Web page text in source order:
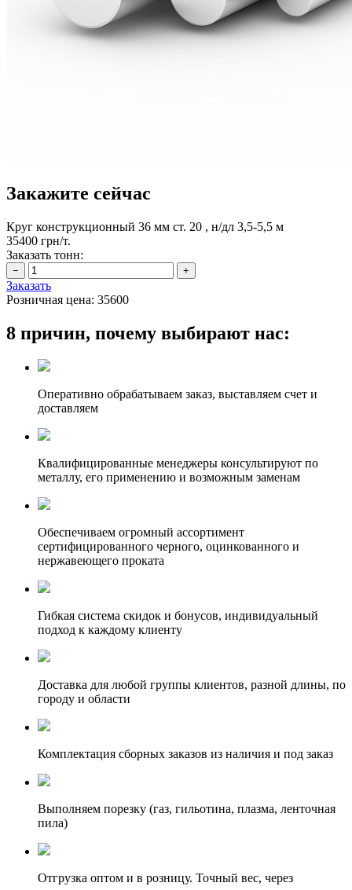
Закажите сейчас
Круг конструкционный 36 мм ст. 20 , н/дл 3,5-5,5 м
35400 грн/т.
Заказать тонн:
Заказать
Розничная цена: 35600
8 причин, почему выбирают нас:
Оперативно обрабатываем заказ, выставляем счет и
доставляем
Квалифицированные менеджеры консультируют по
металлу, его применению и возможным заменам
Обеспечиваем огромный ассортимент
сертифицированного черного, оцинкованного и
нержавеющего проката
Гибкая система скидок и бонусов, индивидуальный
подход к каждому клиенту
Доставка для любой группы клиентов, разной длины, по
городу и области
Комплектация сборных заказов из наличия и под заказ
Выполняем порезку (газ, гильотина, плазма, ленточная
пила)
Отгрузка оптом и в розницу. Точный вес, через